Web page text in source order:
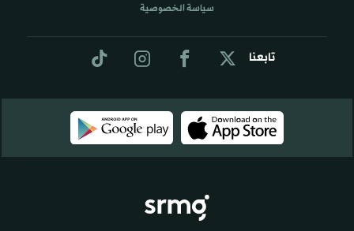
تابعنا
سياسة الخصوصية